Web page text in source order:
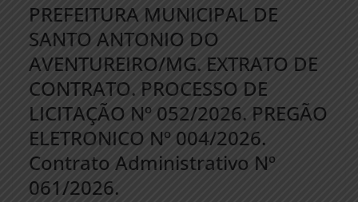
PREFEITURA MUNICIPAL DE
SANTO ANTONIO DO
AVENTUREIRO/MG. EXTRATO DE
CONTRATO. PROCESSO DE
LICITAÇÃO Nº 052/2026. PREGÃO
ELETRONICO Nº 004/2026.
Contrato Administrativo Nº
061/2026.